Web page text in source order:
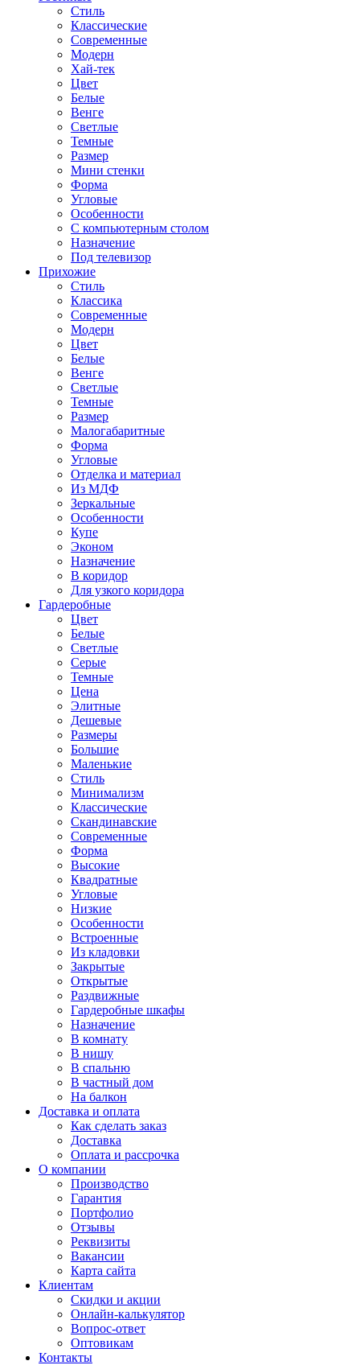
Стиль
Классические
Современные
Модерн
Хай-тек
Цвет
Белые
Венге
Светлые
Темные
Размер
Мини стенки
Форма
Угловые
Особенности
С компьютерным столом
Назначение
Под телевизор
Прихожие
Стиль
Классика
Современные
Модерн
Цвет
Белые
Венге
Светлые
Темные
Размер
Малогабаритные
Форма
Угловые
Отделка и материал
Из МДФ
Зеркальные
Особенности
Купе
Эконом
Назначение
В коридор
Для узкого коридора
Гардеробные
Цвет
Белые
Светлые
Серые
Темные
Цена
Элитные
Дешевые
Размеры
Большие
Маленькие
Стиль
Минимализм
Классические
Скандинавские
Современные
Форма
Высокие
Квадратные
Угловые
Низкие
Особенности
Встроенные
Из кладовки
Закрытые
Открытые
Раздвижные
Гардеробные шкафы
Назначение
В комнату
В нишу
В спальню
В частный дом
На балкон
Доставка и оплата
Как сделать заказ
Доставка
Оплата и рассрочка
О компании
Производство
Гарантия
Портфолио
Отзывы
Реквизиты
Вакансии
Карта сайта
Клиентам
Скидки и акции
Онлайн-калькулятор
Вопрос-ответ
Оптовикам
Контакты